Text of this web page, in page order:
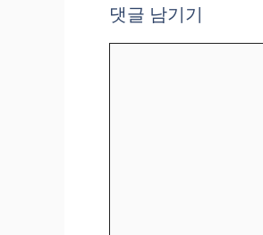
댓글 남기기